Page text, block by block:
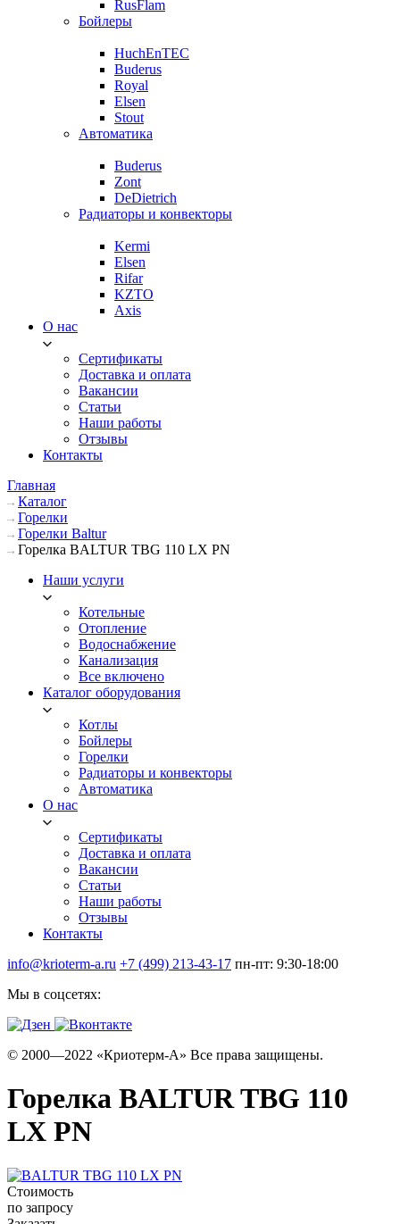
RusFlam
Бойлеры
HuchEnTEC
Buderus
Royal
Elsen
Stout
Автоматика
Buderus
Zont
DeDietrich
Радиаторы и конвекторы
Kermi
Elsen
Rifar
KZTO
Axis
О нас
Сертификаты
Доставка и оплата
Вакансии
Статьи
Наши работы
Отзывы
Контакты
Главная
Каталог
Горелки
Горелки Baltur
Горелка BALTUR TBG 110 LX PN
Наши услуги
Котельные
Отопление
Водоснабжение
Канализация
Все включено
Каталог оборудования
Котлы
Бойлеры
Горелки
Радиаторы и конвекторы
Автоматика
О нас
Сертификаты
Доставка и оплата
Вакансии
Статьи
Наши работы
Отзывы
Контакты
info@krioterm-a.ru +7 (499) 213-43-17 пн-пт: 9:30-18:00
Мы в соцсетях:
© 2000—2022 «Криотерм-А» Все права защищены.
Горелка BALTUR TBG 110
LX PN
Стоимость
по запросу